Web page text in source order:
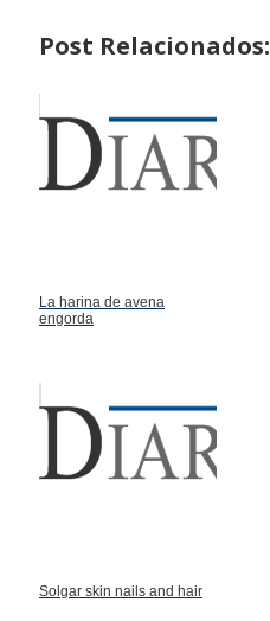
Post Relacionados:
La harina de avena
engorda
Solgar skin nails and hair